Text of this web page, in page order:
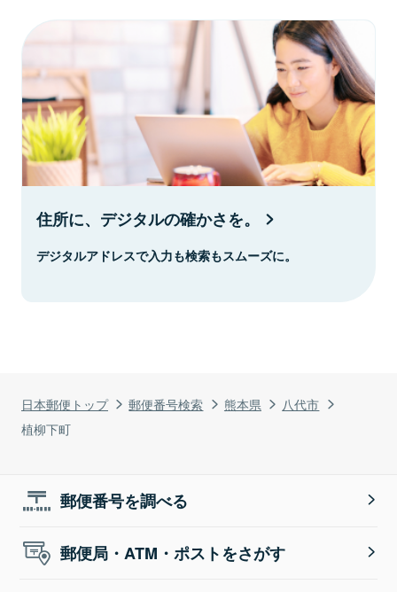
日本郵便トップ 郵便番号検索 熊本県
八代市
植柳下町
住所に、デジタルの確かさを。
デジタルアドレスで入力も検索もスムーズに。
郵便番号を調べる
郵便局・ATM・ポストをさがす